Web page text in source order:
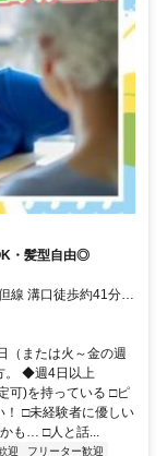
・髪型自由◎
線 溝口徒歩約41分、
歩8分
（または火～金の週
。 ◆週4日以上
可)を持っている □ピ
！ □未経験者に優しい
も… □人と話...
迎
フリーター歓迎